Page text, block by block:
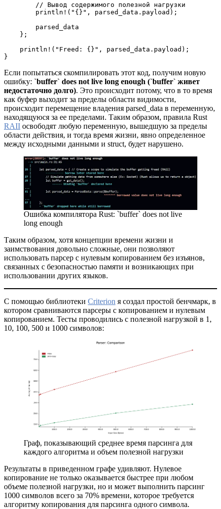
        // Вывод содержимого полезной нагрузки
        println!("{}", parsed_data.payload);
        parsed_data
    };
    println!("Freed: {}", parsed_data.payload);
}
Если попытаться скомпилировать этот код, получим новую
ошибку: `buffer` does not live long enough (`buffer` живет
недостаточно долго). Это происходит потому, что в то время
как буфер выходит за пределы области видимости,
происходит перемещение владения parsed_data в переменную,
находящуюся за ее пределами. Таким образом, правила Rust
RAII освободят любую переменную, вышедшую за пределы
области действия, и тогда время жизни, явно определенное
между исходными данными и struct, будет нарушено.
Ошибка компилятора Rust: `buffer` does not live
long enough
Таким образом, хотя концепции времени жизни и
заимствования довольно сложные, они позволяют
использовать парсер с нулевым копированием без изъянов,
связанных с безопасностью памяти и возникающих при
использовании других языков.
С помощью библиотеки Criterion я создал простой бенчмарк, в
котором сравниваются парсеры с копированием и нулевым
копированием. Тесты проводились с полезной нагрузкой в 1,
10, 100, 500 и 1000 символов:
Граф, показывающий среднее время парсинга для
каждого алгоритма и объем полезной нагрузки
Результаты в приведенном графе удивляют. Нулевое
копирование не только оказывается быстрее при любом
объеме полезной нагрузки, но и может выполнить парсинг
1000 символов всего за 70% времени, которое требуется
алгоритму копирования для парсинга одного символа.